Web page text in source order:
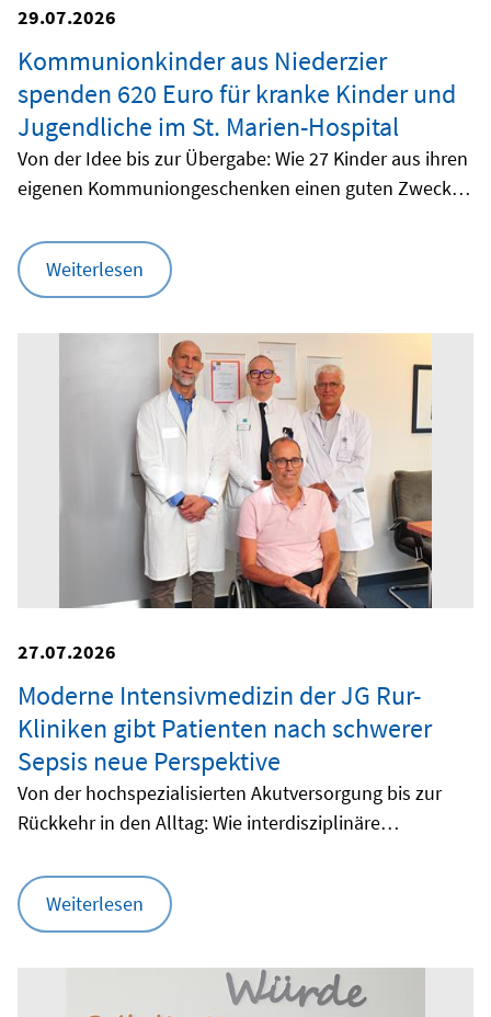
29.07.2026
Kommunionkinder aus Niederzier
spenden 620 Euro für kranke Kinder und
Jugendliche im St. Marien-Hospital
Von der Idee bis zur Übergabe: Wie 27 Kinder aus ihren
eigenen Kommuniongeschenken einen guten Zweck
Weiterlesen
27.07.2026
Moderne Intensivmedizin der JG Rur-
Kliniken gibt Patienten nach schwerer
Sepsis neue Perspektive
Von der hochspezialisierten Akutversorgung bis zur
Rückkehr in den Alltag: Wie interdisziplinäre
Weiterlesen